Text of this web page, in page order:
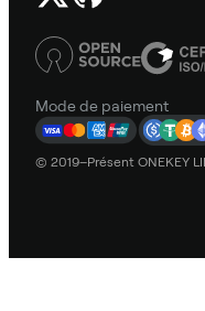
Mode de paiement
© 2019–Présent ONEKEY